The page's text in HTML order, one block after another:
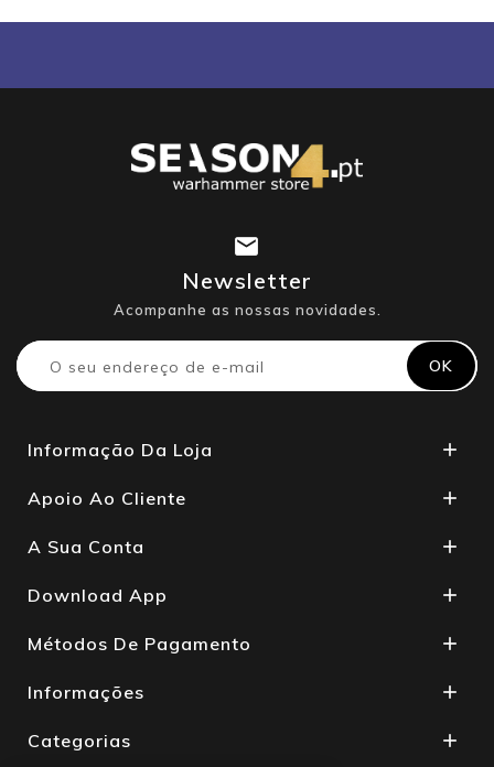
Newsletter
Acompanhe as nossas novidades.
Informação Da Loja 
Apoio Ao Cliente 
A Sua Conta 
Download App 
Métodos De Pagamento 
Informações 
Categorias 